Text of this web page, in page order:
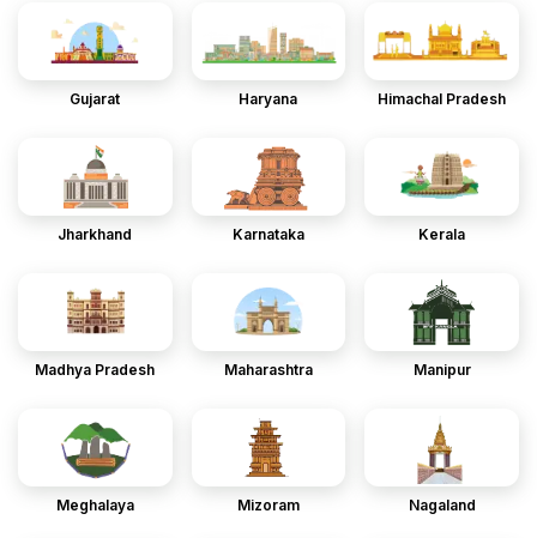
Gujarat Haryana Himachal Pradesh
Jharkhand Karnataka Kerala
Madhya Pradesh Maharashtra Manipur
Meghalaya Mizoram Nagaland